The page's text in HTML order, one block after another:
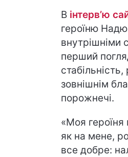
В інтерв’ю
героїню Надю
внутрішніми
перший
зовнішнім
порожнечі.
«Моя героїня
як на мене,
все добре: